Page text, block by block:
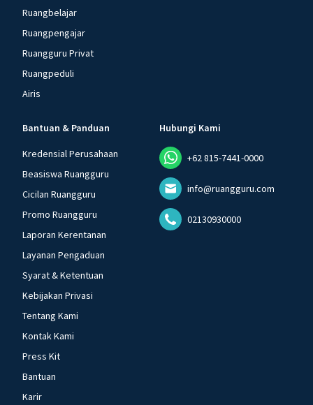
Ruangbelajar
Ruangpengajar
Ruangguru Privat
Ruangpeduli
Airis
Bantuan & Panduan
Kredensial Perusahaan
Beasiswa Ruangguru
Cicilan Ruangguru
Promo Ruangguru
Laporan Kerentanan
Layanan Pengaduan
Syarat & Ketentuan
Kebijakan Privasi
Tentang Kami
Kontak Kami
Press Kit
Bantuan
Karir
Hubungi Kami
+62 815-7441-0000
info@ruangguru.com
02130930000